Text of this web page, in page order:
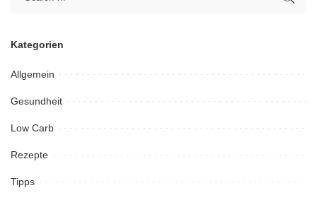
Kategorien
Allgemein
Gesundheit
Low Carb
Rezepte
Tipps